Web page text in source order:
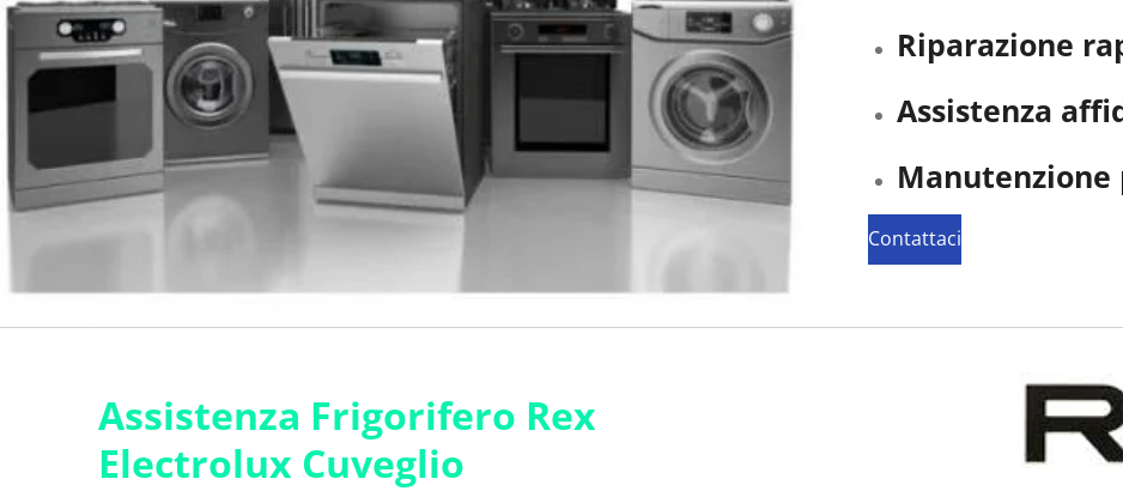
Riparazione
Assistenza
Contattaci
Assistenza Frigorifero Rex
Electrolux Cuveglio